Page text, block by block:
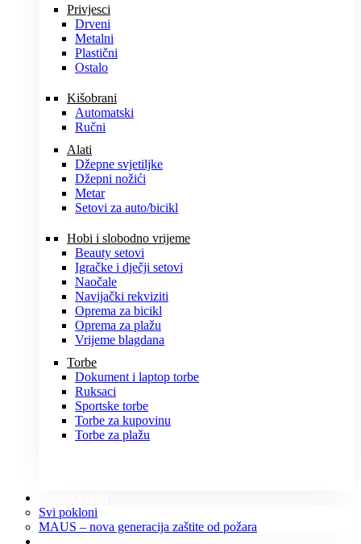
Privjesci
Drveni
Metalni
Plastični
Ostalo
Kišobrani
Automatski
Ručni
Alati
Džepne svjetiljke
Džepni nožići
Metar
Setovi za auto/bicikl
Hobi i slobodno vrijeme
Beauty setovi
Igračke i dječji setovi
Naočale
Navijački rekviziti
Oprema za bicikl
Oprema za plažu
Vrijeme blagdana
Torbe
Dokument i laptop torbe
Ruksaci
Sportske torbe
Torbe za kupovinu
Torbe za plažu
Svi pokloni
MAUS – nova generacija zaštite od požara